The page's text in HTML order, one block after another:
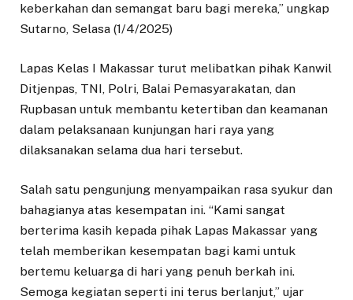
keberkahan dan semangat baru bagi mereka,” ungkap
Sutarno, Selasa (1/4/2025)
Lapas Kelas I Makassar turut melibatkan pihak Kanwil
Ditjenpas, TNI, Polri, Balai Pemasyarakatan, dan
Rupbasan untuk membantu ketertiban dan keamanan
dalam pelaksanaan kunjungan hari raya yang
dilaksanakan selama dua hari tersebut.
Salah satu pengunjung menyampaikan rasa syukur dan
bahagianya atas kesempatan ini. “Kami sangat
berterima kasih kepada pihak Lapas Makassar yang
telah memberikan kesempatan bagi kami untuk
bertemu keluarga di hari yang penuh berkah ini.
Semoga kegiatan seperti ini terus berlanjut,” ujar